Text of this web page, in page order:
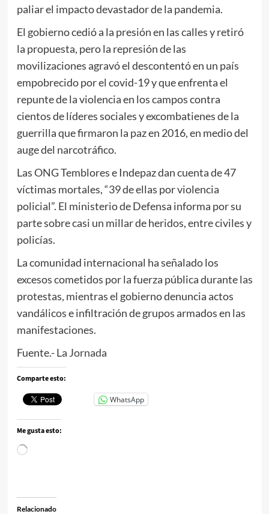
paliar el impacto devastador de la pandemia.
El gobierno cedió a la presión en las calles y retiró
la propuesta, pero la represión de las
movilizaciones agravó el descontentó en un país
empobrecido por el covid-19 y que enfrenta el
repunte de la violencia en los campos contra
cientos de líderes sociales y excombatienes de la
guerrilla que firmaron la paz en 2016, en medio del
auge del narcotráfico.
Las ONG Temblores e Indepaz dan cuenta de 47
víctimas mortales, “39 de ellas por violencia
policial”. El ministerio de Defensa informa por su
parte sobre casi un millar de heridos, entre civiles y
policías.
La comunidad internacional ha señalado los
excesos cometidos por la fuerza pública durante las
protestas, mientras el gobierno denuncia actos
vandálicos e infiltración de grupos armados en las
manifestaciones.
Fuente.-La Jornada
Comparte esto:
WhatsApp
Me gusta esto:
Cargando...
Relacionado